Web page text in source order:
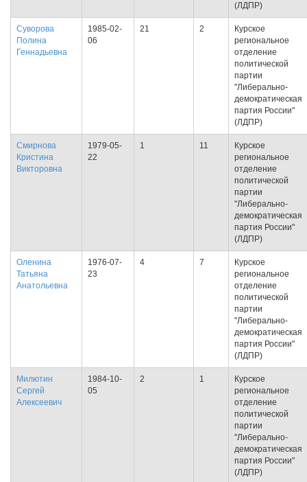
(ЛДПР)
Суворова
Полина
Геннадьевна
1985-02-
06
21 2
Курское
региональное
отделение
политической
партии
"Либерально-
демократическая
партия России"
(ЛДПР)
Смирнова
Кристина
Викторовна
1979-05-
22
1 11
Курское
региональное
отделение
политической
партии
"Либерально-
демократическая
партия России"
(ЛДПР)
Оленина
Татьяна
Анатольевна
1976-07-
23
4 7
Курское
региональное
отделение
политической
партии
"Либерально-
демократическая
партия России"
(ЛДПР)
Милютин
Сергей
Алексеевич
1984-10-
05
2 1
Курское
региональное
отделение
политической
партии
"Либерально-
демократическая
партия России"
(ЛДПР)